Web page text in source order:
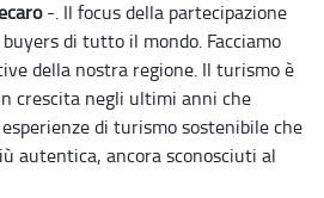
-. Il focus della partecipazione
di tutto il mondo. Facciamo
della nostra regione. Il turismo è
crescita negli ultimi anni che
di turismo sostenibile che
autentica, ancora sconosciuti al